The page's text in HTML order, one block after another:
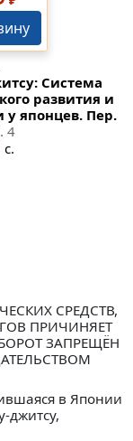
Система
развития и
у японцев. Пер.
4
СРЕДСТВ,
ПРИЧИНЯЕТ
ЗАПРЕЩЁН
в Японии
джитсу,